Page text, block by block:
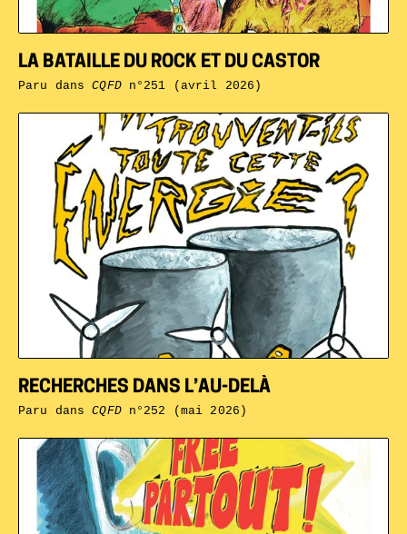
RECHERCHES DANS L’AU-DELÀ
Paru dansCQFDn°252 (mai 2026)
LA BATAILLE DU ROCK ET DU CASTOR
Paru dansCQFDn°251 (avril 2026)